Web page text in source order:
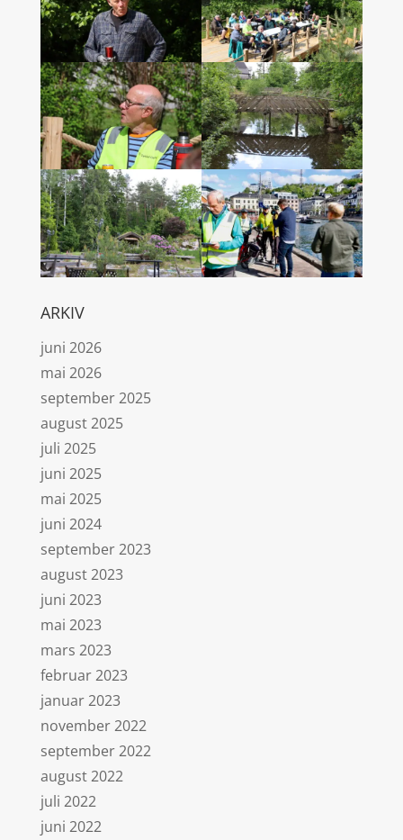
ARKIV
juni 2026
mai 2026
september 2025
august 2025
juli 2025
juni 2025
mai 2025
juni 2024
september 2023
august 2023
juni 2023
mai 2023
mars 2023
februar 2023
januar 2023
november 2022
september 2022
august 2022
juli 2022
juni 2022